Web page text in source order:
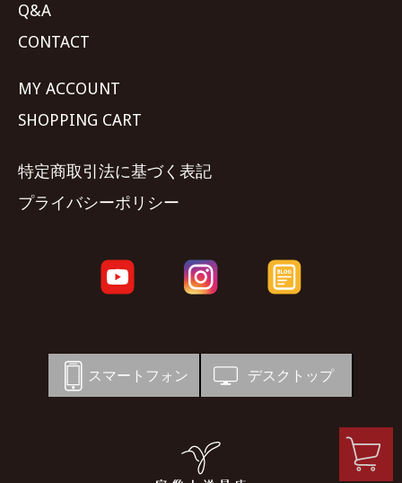
Q&A
CONTACT
MY ACCOUNT
SHOPPING CART
特定商取引法に基づく表記
プライバシーポリシー
スマートフォン デスクトップ